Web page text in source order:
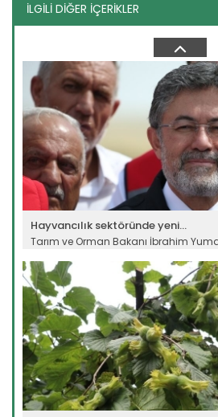
İLGİLİ DİĞER İÇERİKLER
Türkiye’den İspanya’ya yardım...
Tarım ve Orman Bakanı İbrahim
Devamını Oku ->
Hayvancılık sektöründe yeni...
Tarım ve Orman Bakanı İbrahim
Devamını Oku ->